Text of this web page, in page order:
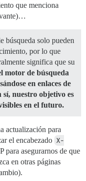
que menciona
búsqueda solo pueden
por lo que
significa que su
motor de búsqueda
en enlaces de
sí, nuestro objetivo es
en el futuro.
actualización para
el encabezado X-
para asegurarnos de que
en otras páginas